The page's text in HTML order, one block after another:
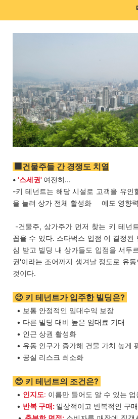
🏢건물주들 간 경쟁도 치열
• '스세권' 여전히...
-키 테넌트는 해당 시설로 고객을 유인
을 늘려 상가 전체 활성화 에도 영향
-건물주, 상가주가 먼저 찾는 키 테넌
꼽을 수 있다. 스타벅스 입점 이 결정된
심 받고 빌딩 내 상가들도 입점을 서두
권'이라는 조어까지 생겨날 정도로 유
것이다.
😉 키 테넌트가 입주한 빌딩은?
• 보통 안정적인 임대수익 보장
• 다른 빌딩 대비 높은 임대료 기대
• 인근 상권 활성화
• 유동 인구가 증가해 건물 가치 높게
• 공실 리스크 최소화
😊 키 테넌트의 조건은?
• 인지도: 이름만 들어도 알 수 있는
• 반복 구매: 일상적이고 반복적인 구